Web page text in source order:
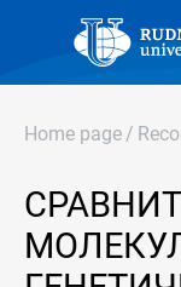
Home page /